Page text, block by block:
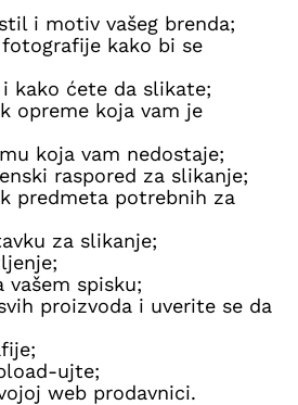
i motiv vašeg brenda;
kako bi se
kako ćete da slikate;
opreme koja vam je
koja vam nedostaje;
raspored za slikanje;
predmeta potrebnih za
za slikanje;
vašem spisku;
proizvoda i uverite se da
ujte;
web prodavnici.